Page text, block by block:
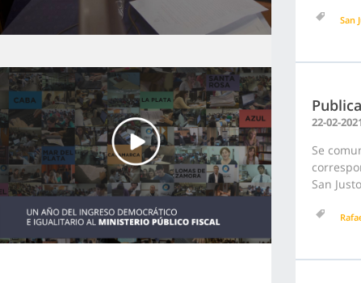
San
22-02-
Se
San